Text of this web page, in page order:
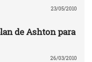
23/05/2010
de Ashton para
26/03/2010